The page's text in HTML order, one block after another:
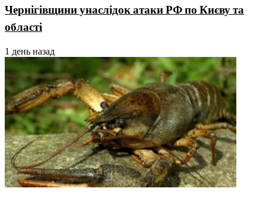
Чернігівщини унаслідок атаки РФ по Києву та
області
1 день назад